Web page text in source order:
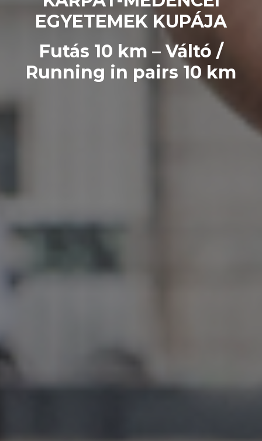
EGYETEMEK KUPÁJA
Futás 10 km – Váltó /
Running in pairs 10 km